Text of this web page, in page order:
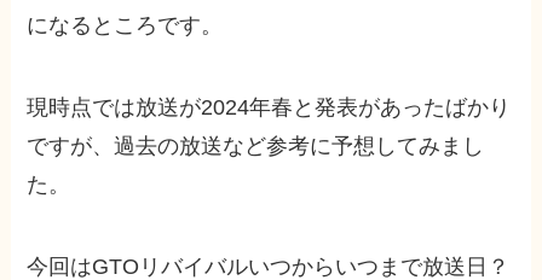
になるところです。
現時点では放送が2024年春と発表があったばかり
ですが、過去の放送など参考に予想してみまし
た。
今回はGTOリバイバルいつからいつまで放送日？